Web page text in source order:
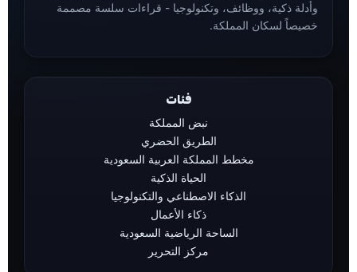
وأدلة ذكية، ووظائف، وتكنولوجيا - قراءات سلسة مصممة
خصيصاً لسكان المملكة.
فئات
نبض المملكة
الطريق الحضري
مخطط المملكة العربية السعودية
الحياة الذكية
الذكاء الاصطناعي والتكنولوجيا
ذكاء الأعمال
الساحة الرياضية السعودية
مركز التحرير